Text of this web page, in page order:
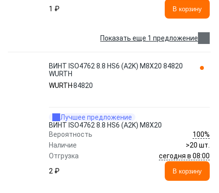
1 ₽
В корзину
Показать еще 1 предложение
ВИНТ ISO4762 8.8 HS6 (A2K) M8X20 84820
WURTH
WURTH 84820
Лучшее предложение
ВИНТ ISO4762 8.8 HS6 (A2K) M8X20
Вероятность
100%
Наличие
>20 шт.
Отгрузка
сегодня в 08:00
2 ₽
В корзину